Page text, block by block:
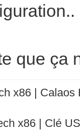
que
x86 |
x86 | Clé